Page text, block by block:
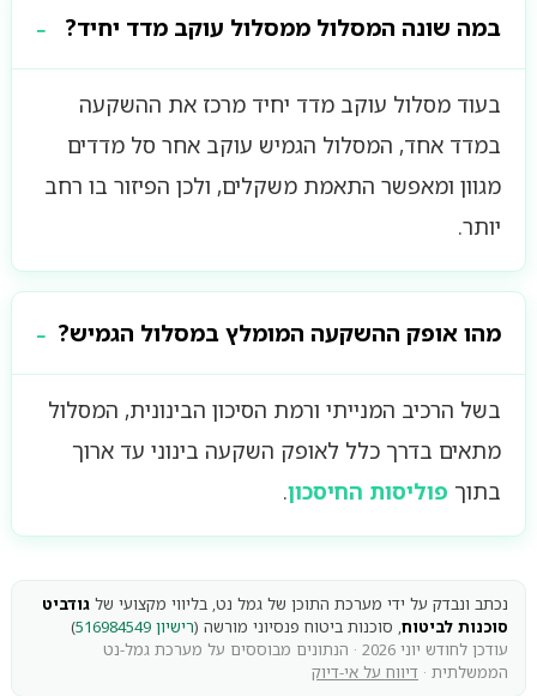
במה שונה המסלול ממסלול עוקב מדד יחיד?
בעוד מסלול עוקב מדד יחיד מרכז את ההשקעה
במדד אחד, המסלול הגמיש עוקב אחר סל מדדים
מגוון ומאפשר התאמת משקלים, ולכן הפיזור בו רחב
יותר.
מהו אופק ההשקעה המומלץ במסלול הגמיש?
בשל הרכיב המנייתי ורמת הסיכון הבינונית, המסלול
מתאים בדרך כלל לאופק השקעה בינוני עד ארוך
בתוך פוליסות החיסכון.
נכתב ונבדק על ידי מערכת התוכן של גמל נט, בליווי מקצועי של גודביט
סוכנות לביטוח, סוכנות ביטוח פנסיוני מורשה (רישיון 516984549
)
עודכן לחודש יוני 2026 · הנתונים מבוססים על מערכת גמל-נט
הממשלתית · דיווח על אי-דיוק